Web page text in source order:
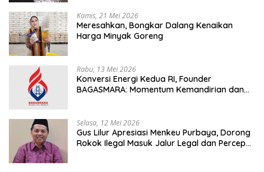
Kamis, 21 Mei 2026
Meresahkan, Bongkar Dalang Kenaikan
Harga Minyak Goreng
Rabu, 13 Mei 2026
Konversi Energi Kedua RI, Founder
BAGASMARA: Momentum Kemandirian dan
Selasa, 12 Mei 2026
Gus Lilur Apresiasi Menkeu Purbaya, Dorong
Rokok Ilegal Masuk Jalur Legal dan Percepat